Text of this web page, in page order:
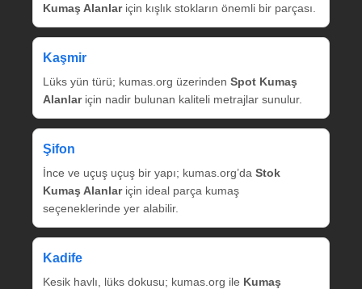
Kumaş Alanlariçin kışlık stokların önemli bir parçası.
Kaşmir
Lüks yün türü; kumas.org üzerinden Spot Kumaş
Alanlariçin nadir bulunan kaliteli metrajlar sunulur.
Şifon
İnce ve uçuş uçuş bir yapı; kumas.org’da Stok
Kumaş Alanlariçin ideal parça kumaş
seçeneklerinde yer alabilir.
Kadife
Kesik havlı, lüks dokusu; kumas.org ile Kumaş